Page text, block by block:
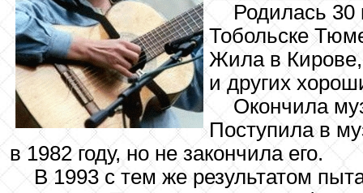
Родилась 30
Тобольске
Жила в
и других
Окончила
Поступила в
в 1982 году, но не закончила его.
В 1993 с тем же результатом